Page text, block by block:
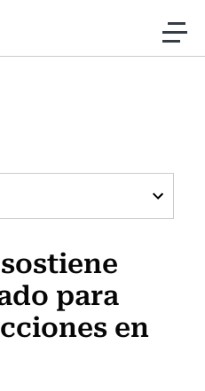
al contenido
Usach
para
en